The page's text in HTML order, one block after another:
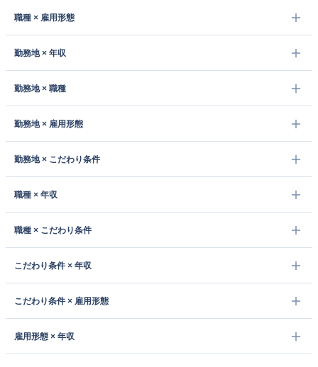
職種 × 雇用形態
勤務地 × 年収
勤務地 × 職種
勤務地 × 雇用形態
勤務地 × こだわり条件
職種 × 年収
職種 × こだわり条件
こだわり条件 × 年収
こだわり条件 × 雇用形態
雇用形態 × 年収